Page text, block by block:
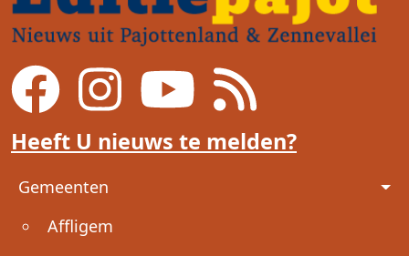
Heeft U nieuws te melden?
Voet
Gemeenten
Affligem